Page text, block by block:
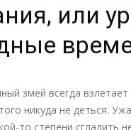
или
змей всегда
никуда не деться.
то степени сгладить